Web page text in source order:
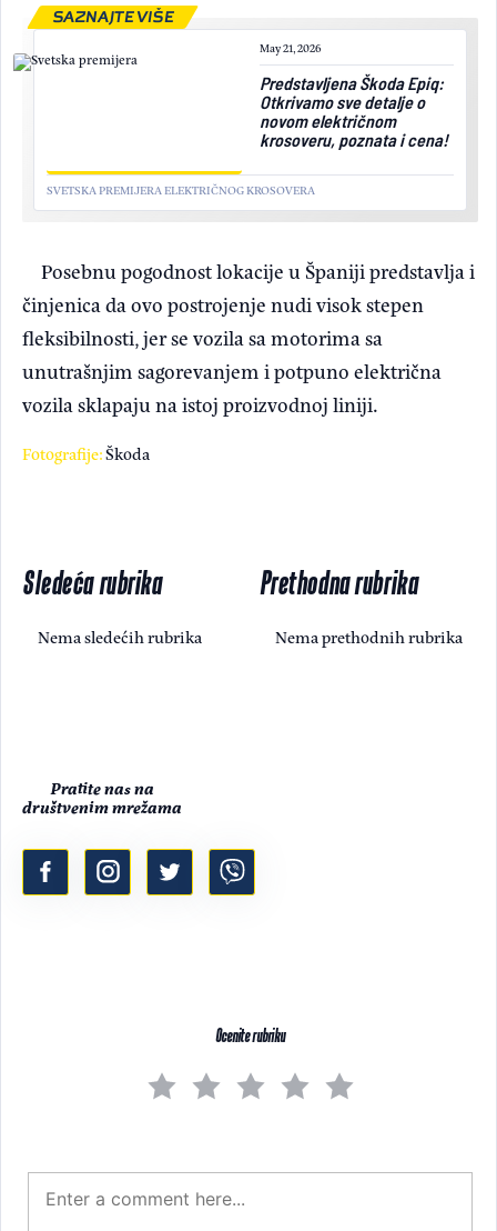
May 21, 2026
Predstavljena Škoda Epiq:
Otkrivamo sve detalje o
novom električnom
krosoveru, poznata i cena!
SVETSKA PREMIJERA ELEKTRIČNOG KROSOVERA
SAZNAJTE VIŠE
Posebnu pogodnost lokacije u Španiji predstavlja i
činjenica da ovo postrojenje nudi visok stepen
fleksibilnosti, jer se vozila sa motorima sa
unutrašnjim sagorevanjem i potpuno električna
vozila sklapaju na istoj proizvodnoj liniji.
Fotografije:Škoda
Sledeća rubrika
Nema sledećih rubrika
Prethodna rubrika
Nema prethodnih rubrika
Pratite nas na
društvenim mrežama
Ocenite rubriku